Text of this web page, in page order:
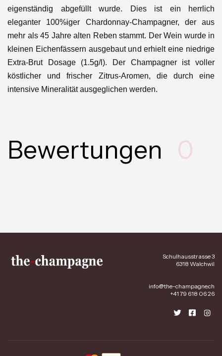
eigenständig abgefüllt wurde. Dies ist ein herrlich
eleganter 100%iger Chardonnay-Champagner, der aus
mehr als 45 Jahre alten Reben stammt. Der Wein wurde in
kleinen Eichenfässern ausgebaut und erhielt eine niedrige
Extra-Brut Dosage (1.5g/l). Der Champagner ist voller
köstlicher und frischer Zitrus-Aromen, die durch eine
intensive Mineralität ausgeglichen werden.
Bewertungen 0
Schulhausstrasse 3
6318 Walchwil
info@the-champagne.ch
+41 79 618 06 26